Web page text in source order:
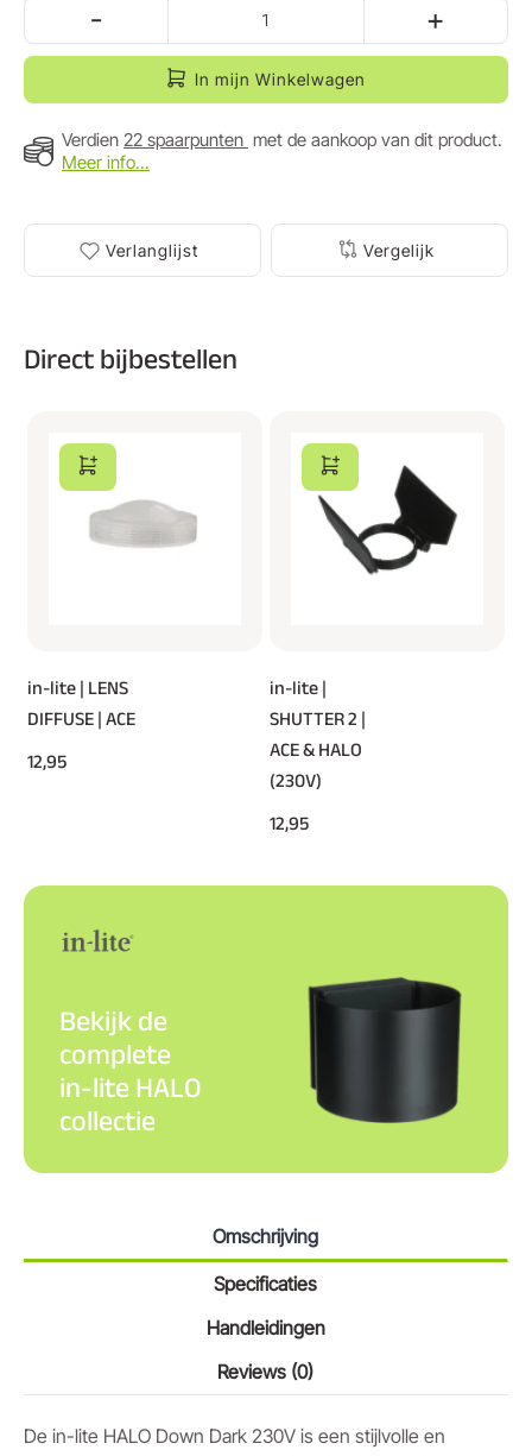
- +
In mijn Winkelwagen
Verdien 22 spaarpunten met de aankoop van dit product.
Meer info...
Verlanglijst Vergelijk
Direct bijbestellen
in-lite | LENS
DIFFUSE | ACE
12,95
in-lite |
SHUTTER 2 |
ACE & HALO
(230V)
12,95
Bekijk de
complete
in-lite HALO
collectie
Omschrijving
Specificaties
Handleidingen
Reviews (0)
De in-lite HALO Down Dark 230V is een stijlvolle en